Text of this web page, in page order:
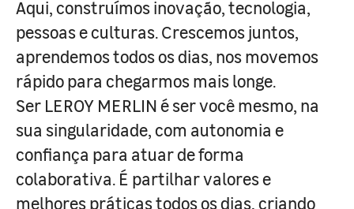
Aqui, construímos inovação, tecnologia,
pessoas e culturas. Crescemos juntos,
aprendemos todos os dias, nos movemos
rápido para chegarmos mais longe.
Ser LEROY MERLIN é ser você mesmo, na
sua singularidade, com autonomia e
confiança para atuar de forma
colaborativa. É partilhar valores e
melhores práticas todos os dias, criando